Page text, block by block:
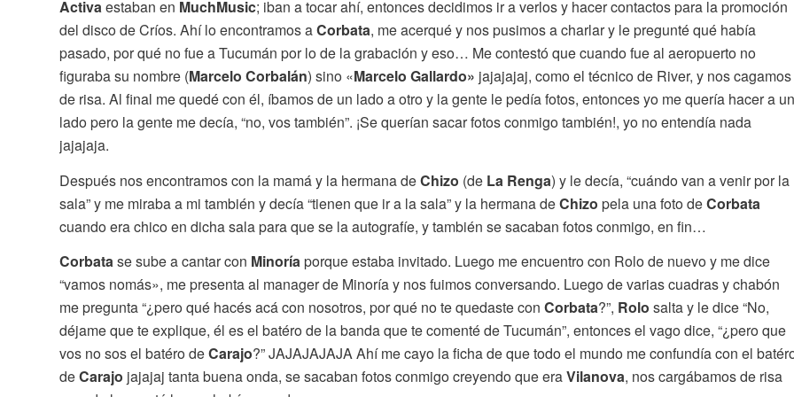
Activaestaban en MuchMusic; iban a tocar ahí, entonces decidimos ir a verlos y hacer contactos para la promoción
del disco de Críos. Ahí lo encontramos aCorbata, me acerqué y nos pusimos a charlar y le pregunté qué había
pasado, por qué no fue a Tucumán por lo de la grabación y eso… Me contestó que cuando fue al aeropuerto no
figuraba su nombre (Marcelo Corbalán) sino «Marcelo Gallardo» jajajajaj, como el técnico de River, y nos cagamos
de risa. Al final me quedé con él, íbamos de un lado a otro y la gente le pedía fotos, entonces yo me quería hacer a un
lado pero la gente me decía, “no, vos también”. ¡Se querían sacar fotos conmigo también!, yo no entendía nada
jajajaja.
Después nos encontramos con la mamá y la hermana deChizo (de La Renga) y le decía, “cuándo van a venir por la
sala” y me miraba a mi también y decía “tienen que ir a la sala” y la hermana deChizo pela una foto deCorbata
cuando era chico en dicha sala para que se la autografíe, y también se sacaban fotos conmigo, en fin…
Corbatase sube a cantar con Minoríaporque estaba invitado. Luego me encuentro con Rolo de nuevo y me dice
“vamos nomás», me presenta al manager de Minoría y nos fuimos conversando. Luego de varias cuadras y chabón
me pregunta “¿pero qué hacés acá con nosotros, por qué no te quedaste con Corbata?”, Rolo salta y le dice “No,
déjame que te explique, él es el batéro de la banda que te comenté de Tucumán”, entonces el vago dice, “¿pero que
vos no sos el batéro deCarajo?” JAJAJAJAJA Ahí me cayo la ficha de que todo el mundo me confundía con el
deCarajo jajajaj tanta buena onda, se sacaban fotos conmigo creyendo que eraVilanova, nos cargábamos de risa